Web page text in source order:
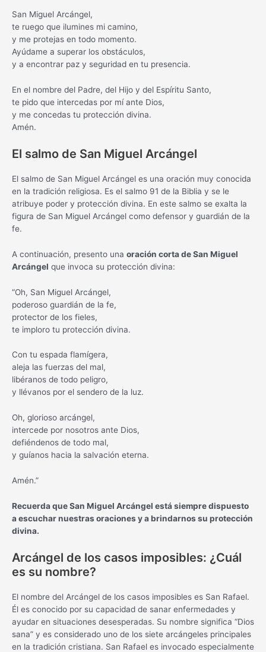
San Miguel Arcángel,
te ruego que ilumines mi camino,
y me protejas en todo momento.
Ayúdame a superar los obstáculos,
y a encontrar paz y seguridad en tu presencia.
En el nombre del Padre, del Hijo y del Espíritu Santo,
te pido que intercedas por mí ante Dios,
y me concedas tu protección divina.
Amén.
El salmo de San Miguel Arcángel
El salmo de San Miguel Arcángel es una oración muy conocida
en la tradición religiosa. Es el salmo 91 de la Biblia y se le
atribuye poder y protección divina. En este salmo se exalta la
figura de San Miguel Arcángel como defensor y guardián de la
fe.
A continuación, presento una oración corta de San Miguel
Arcángel que invoca su protección divina:
“Oh, San Miguel Arcángel,
poderoso guardián de la fe,
protector de los fieles,
te imploro tu protección divina.
Con tu espada flamígera,
aleja las fuerzas del mal,
libéranos de todo peligro,
y llévanos por el sendero de la luz.
Oh, glorioso arcángel,
intercede por nosotros ante Dios,
defiéndenos de todo mal,
y guíanos hacia la salvación eterna.
Amén.”
Recuerda que San Miguel Arcángel está siempre dispuesto
a escuchar nuestras oraciones y a brindarnos su protección
divina.
Arcángel de los casos imposibles: ¿Cuál
es su nombre?
El nombre del Arcángel de los casos imposibles es San Rafael.
Él es conocido por su capacidad de sanar enfermedades y
ayudar en situaciones desesperadas. Su nombre significa “Dios
sana” y es considerado uno de los siete arcángeles principales
en la tradición cristiana. San Rafael es invocado especialmente